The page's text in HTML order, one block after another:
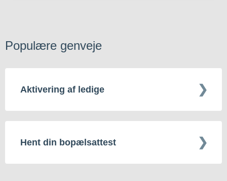
Populære genveje
Aktivering af ledige
Hent din bopælsattest